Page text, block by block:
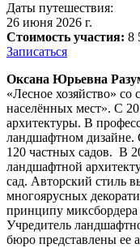
Даты путешествия:
26 июня 2026 г.
Стоимость участия: 8
Записаться
Оксана Юрьевна
«Лесное хозяйство»
населённых мест». С
архитектуры. В
ландшафтном дизайне.
120 частных садов. В
ландшафтной
сад. Авторский стиль
многоярусных
принципу миксбордера
Учредитель
бюро представлены ее